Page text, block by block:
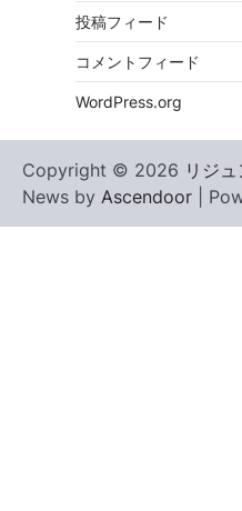
投稿フィード
コメントフィード
WordPress.org
Copyright © 2026 リジ
News by Ascendoor |